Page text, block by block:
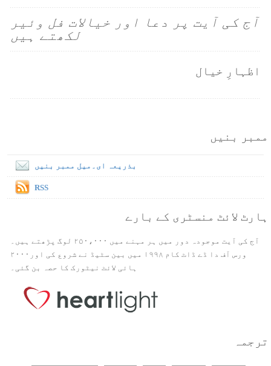
آج کی آیت پر دعا اور خیالات فل وئیر
لکھتے ہیں
اظہارِ خیال
ممبر بنیں
بذریعہ ای۔میل ممبر بنیں
RSS
ہارٹ لائٹ منسٹری کے بارے
آج کی آیت موجودہ دور میں ہر مہنے میں ۲۵۰،۰۰۰ لوگ پڑھتے ہیں۔
ورس آف دا ڈے ڈاٹ کام ۱۹۹۸ میں بین سٹیڈ نے شروع کی اور۲۰۰۰
ہائی لائٹ نیٹورک کا حصہ بن گئی۔
ترجمہ